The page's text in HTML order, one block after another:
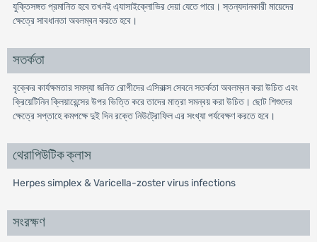
যুক্তিসঙ্গত প্রমানিত হবে তখনই এ্যাসাইক্লোভির দেয়া যেতে পারে। স্তন্যদানকারী মায়েদের
ক্ষেত্রে সাবধানতা অবলম্বন করতে হবে।
সতর্কতা
বৃক্কের কার্যক্ষমতার সমস্যা জনিত রোগীদের এসিরাক্স সেবনে সতর্কতা অবলম্বন করা উচিত এবং
ক্রিয়েটিনিন ক্লিয়ারেন্সের উপর ভিত্তি করে তাদের মাত্রা সমন্বয় করা উচিত। ছোট শিশুদের
ক্ষেত্রে সপ্তাহে কমপক্ষে দুই দিন রক্তে নিউট্রোফিল এর সংখ্যা পর্যবেক্ষণ করতে হবে।
থেরাপিউটিক ক্লাস
Herpes simplex & Varicella-zoster virus infections
সংরক্ষণ